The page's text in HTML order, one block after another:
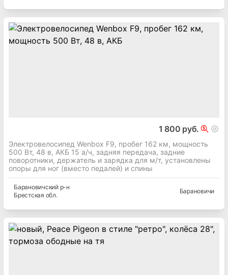
1 800 руб.
Электровелосипед Wenbox F9, пробег 162 км, мощность
500 Вт, 48 в, АКБ 15 а/ч, задняя передача, задние
поворотники, держатель и зарядка для м/т, установлены
опоры для ног (вместо педалей) и спины
Барановичскийр-н
Брестская обл.
Барановичи